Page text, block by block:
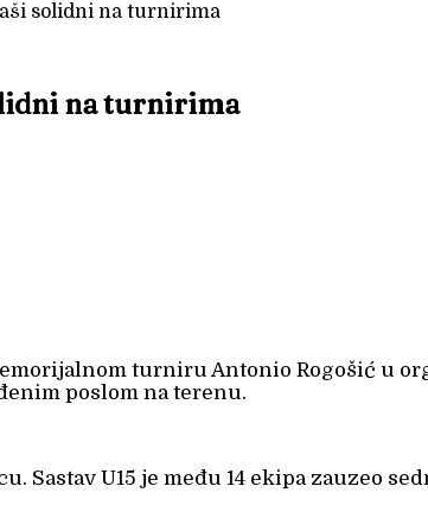
solidni na turnirima
na turnirima
turniru Antonio Rogošić u
poslom na terenu.
Sastav U15 je među 14 ekipa zauzeo